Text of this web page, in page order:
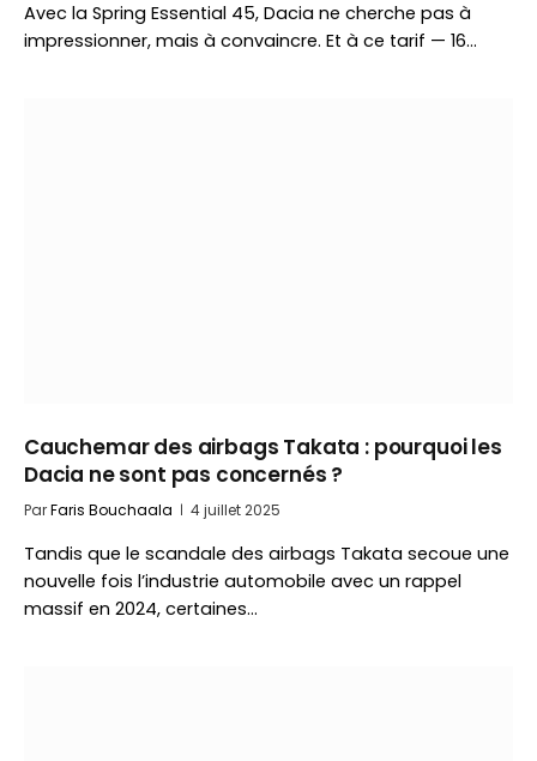
Avec la Spring Essential 45, Dacia ne cherche pas à
impressionner, mais à convaincre. Et à ce tarif — 16…
Cauchemar des airbags Takata : pourquoi les
Dacia ne sont pas concernés ?
ParFaris Bouchaala 4 juillet 2025
Tandis que le scandale des airbags Takata secoue une
nouvelle fois l’industrie automobile avec un rappel
massif en 2024, certaines…